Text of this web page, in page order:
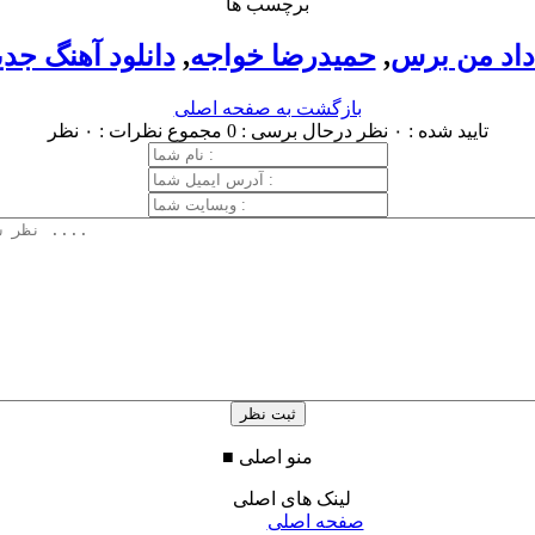
برچسب ها
داد من برس, حمیدرضا خواجه,دانلود آهنگ
بازگشت به صفحه اصلی
تایید شده : ۰ نظر
درحال برسی : 0 مجموع نظرات : ۰ نظر
■ منو اصلی
لینک های اصلی
صفحه اصلی